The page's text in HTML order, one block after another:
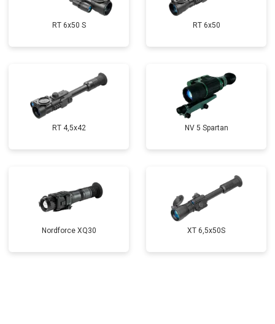
RT 6x50 S RT 6x50
RT 4,5х42 NV 5 Spartan
Nordforce XQ30 XT 6,5x50S